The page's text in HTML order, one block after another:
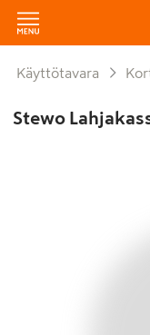
Käyttötavara
Stewo